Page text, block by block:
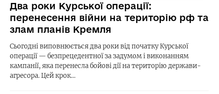
Два роки Курської операції:
перенесення війни на територію рф та
злам планів Кремля
Сьогодні виповнюється два роки від початку Курської
операції — безпрецедентної за задумом і виконанням
кампанії, яка перенесла бойові дії на територію держави-
агресора. Цей крок…